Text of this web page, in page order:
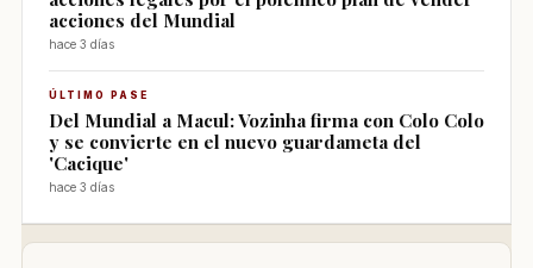
acciones del Mundial
hace 3 días
ÚLTIMO PASE
Del Mundial a Macul: Vozinha firma con Colo Colo
y se convierte en el nuevo guardameta del
'Cacique'
hace 3 días